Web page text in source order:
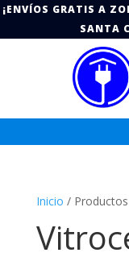
¡ENVÍOS GRATIS A
SANTA
Inicio /